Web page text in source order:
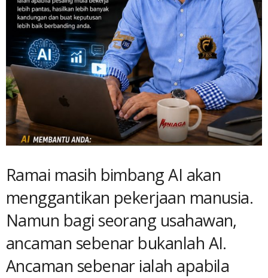
Ramai masih bimbang AI akan
menggantikan pekerjaan manusia.
Namun bagi seorang usahawan,
ancaman sebenar bukanlah AI.
Ancaman sebenar ialah apabila